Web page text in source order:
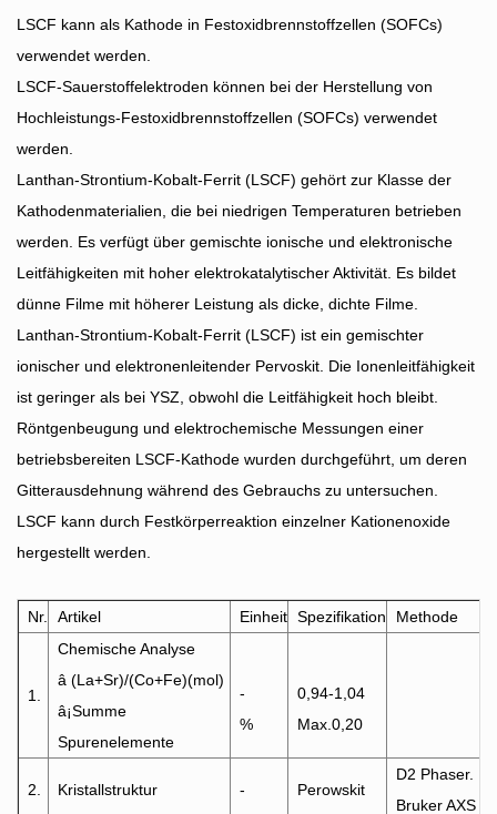
LSCF kann als Kathode in Festoxidbrennstoffzellen (SOFCs)
verwendet werden.
LSCF-Sauerstoffelektroden können bei der Herstellung von
Hochleistungs-Festoxidbrennstoffzellen (SOFCs) verwendet
werden.
Lanthan-Strontium-Kobalt-Ferrit (LSCF) gehört zur Klasse der
Kathodenmaterialien, die bei niedrigen Temperaturen betrieben
werden. Es verfügt über gemischte ionische und elektronische
Leitfähigkeiten mit hoher elektrokatalytischer Aktivität. Es bildet
dünne Filme mit höherer Leistung als dicke, dichte Filme.
Lanthan-Strontium-Kobalt-Ferrit (LSCF) ist ein gemischter
ionischer und elektronenleitender Pervoskit. Die Ionenleitfähigkeit
ist geringer als bei YSZ, obwohl die Leitfähigkeit hoch bleibt.
Röntgenbeugung und elektrochemische Messungen einer
betriebsbereiten LSCF-Kathode wurden durchgeführt, um deren
Gitterausdehnung während des Gebrauchs zu untersuchen.
LSCF kann durch Festkörperreaktion einzelner Kationenoxide
hergestellt werden.
Nr. Artikel Einheit Spezifikation Methode
1.
Chemische Analyse
â (La+Sr)/(Co+Fe)(mol)
â¡Summe
Spurenelemente
-
%
0,94-1,04
Max.0,20
2. Kristallstruktur - Perowskit
D2 Phaser.
Bruker AXS